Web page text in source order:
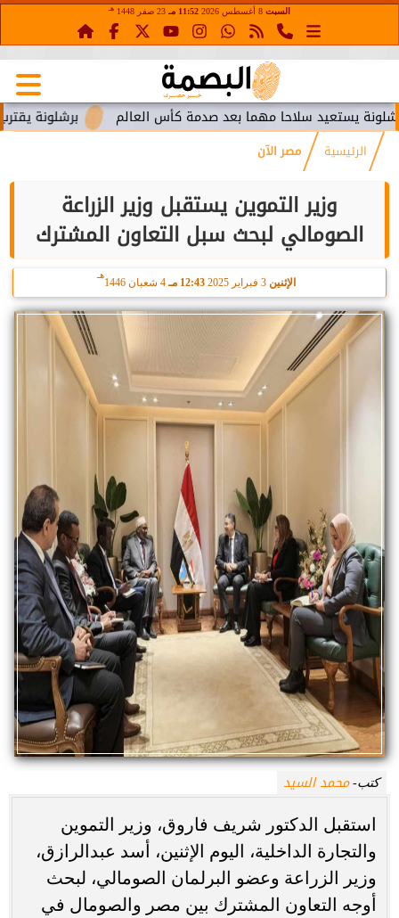
السبت 11:52 مـ 23 صفر 1448 هـ
برشلونة يقترب من سلاحا مهما بعد صدمة كأس العالم
الرئيسية مصر الآن
وزير التموين يستقبل وزير الزراعة
الصومالي لبحث سبل التعاون المشترك
الإثنين 3 فبراير 2025 12:43 مـ 4 شعبان 1446
هـ
كتب-محمد السيد
استقبل الدكتور شريف فاروق، وزير التموين
والتجارة الداخلية، اليوم الإثنين، أسد عبدالرازق،
وزير الزراعة وعضو البرلمان الصومالي، لبحث
أوجه التعاون المشترك بين مصر والصومال في